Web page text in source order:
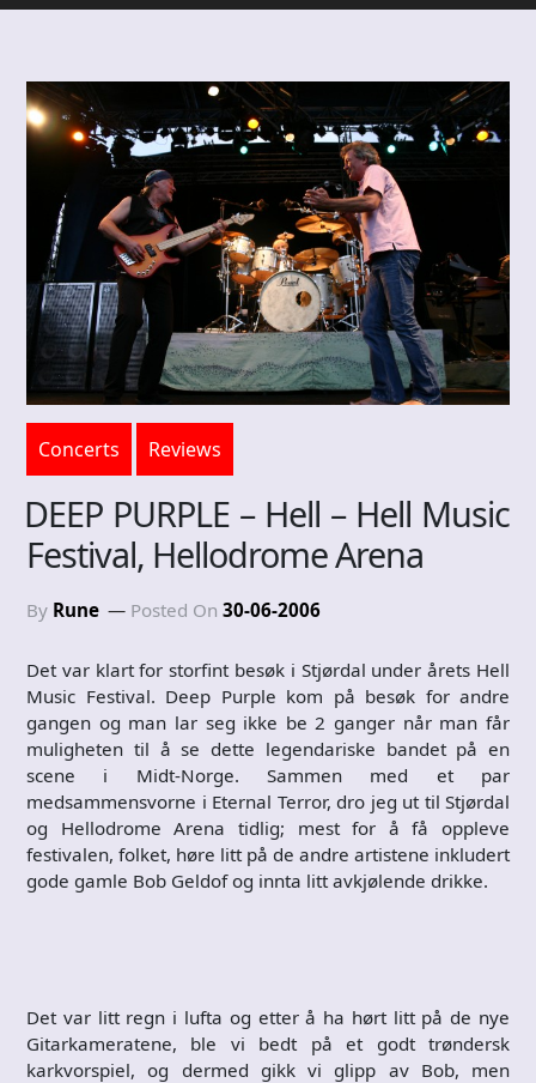
Concerts Reviews
DEEP PURPLE – Hell – Hell Music
Festival, Hellodrome Arena
By Rune Posted On 30-06-2006
Det var klart for storfint besøk i Stjørdal under årets Hell
Music Festival. Deep Purple kom på besøk for andre
gangen og man lar seg ikke be 2 ganger når man får
muligheten til å se dette legendariske bandet på en
scene i Midt-Norge. Sammen med et par
medsammensvorne i Eternal Terror, dro jeg ut til Stjørdal
og Hellodrome Arena tidlig; mest for å få oppleve
festivalen, folket, høre litt på de andre artistene inkludert
gode gamle Bob Geldof og innta litt avkjølende drikke.
Det var litt regn i lufta og etter å ha hørt litt på de nye
Gitarkameratene, ble vi bedt på et godt trøndersk
karkvorspiel, og dermed gikk vi glipp av Bob, men